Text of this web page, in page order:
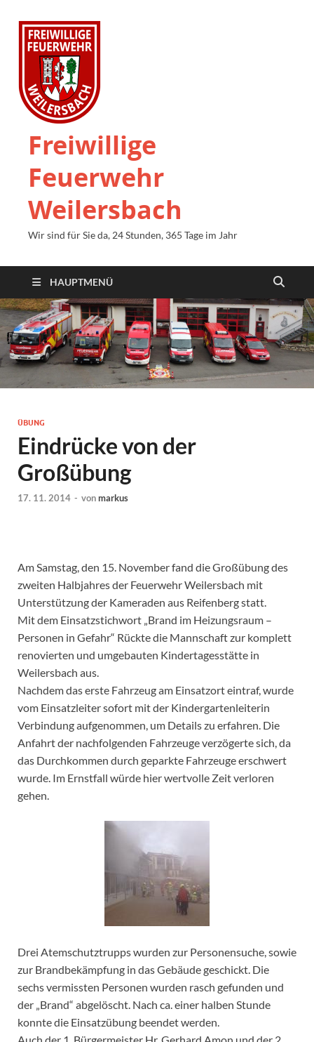
Freiwillige
Feuerwehr
Weilersbach
Wir sind für Sie da, 24 Stunden, 365 Tage im Jahr
HAUPTMENÜ
ÜBUNG
Eindrücke von der
Großübung
17. 11. 2014 - vonmarkus
Am Samstag, den 15. November fand die Großübung des
zweiten Halbjahres der Feuerwehr Weilersbach mit
Unterstützung der Kameraden aus Reifenberg statt.
Mit dem Einsatzstichwort „Brand im Heizungsraum –
Personen in Gefahr“ Rückte die Mannschaft zur komplett
renovierten und umgebauten Kindertagesstätte in
Weilersbach aus.
Nachdem das erste Fahrzeug am Einsatzort eintraf, wurde
vom Einsatzleiter sofort mit der Kindergartenleiterin
Verbindung aufgenommen, um Details zu erfahren. Die
Anfahrt der nachfolgenden Fahrzeuge verzögerte sich, da
das Durchkommen durch geparkte Fahrzeuge erschwert
wurde. Im Ernstfall würde hier wertvolle Zeit verloren
gehen.
Drei Atemschutztrupps wurden zur Personensuche, sowie
zur Brandbekämpfung in das Gebäude geschickt. Die
sechs vermissten Personen wurden rasch gefunden und
der „Brand“ abgelöscht. Nach ca. einer halben Stunde
konnte die Einsatzübung beendet werden.
Auch der 1. Bürgermeister Hr. Gerhard Amon und der 2.